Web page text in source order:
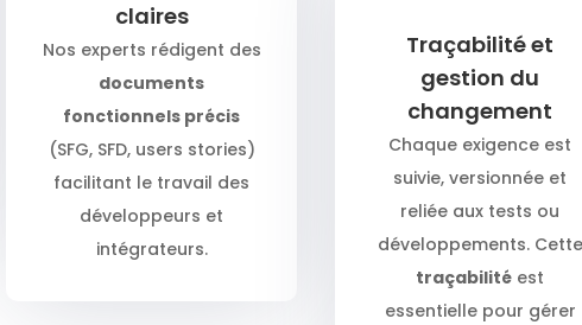
claires
Nos experts rédigent des
documents
fonctionnels précis
(SFG, SFD, users stories)
facilitant le travail des
développeurs et
intégrateurs.
Traçabilité et
gestion du
changement
Chaque exigence est
suivie, versionnée et
reliée aux tests ou
développements. Cette
traçabilité est
essentielle pour gérer